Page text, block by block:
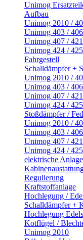
Unimog
Aufbau
Unimog 2010 /
Unimog 403 /
Unimog 407 / 421
Unimog 424 /
Fahrgestell
Schalldämpfer +
Unimog 2010 /
Unimog 403 /
Unimog 407 / 421
Unimog 424 /
Stoßdämpfer /
Unimog 2010 /
Unimog 403 /
Unimog 407 / 421
Unimog 424 /
elektrische
Regulierung
Kraftstoffanlage
Hochlegung /
Schalldämpfer +
Hochlegung
Kotflügel /
Unimog 2010